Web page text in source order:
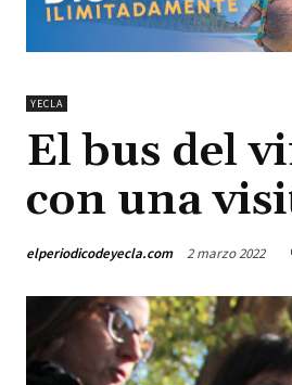
YECLA
El bus del
con una
elperiodicodeyecla.com 2 marzo 2022